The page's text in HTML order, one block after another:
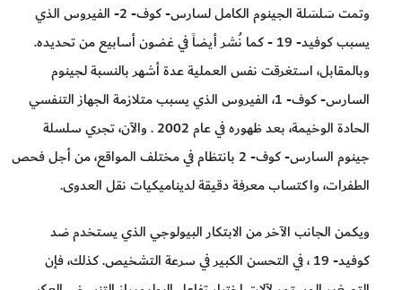
وتمت سَلسَلة الجينوم الكامل لسارس- كوف- 2- الفيروس الذي
يسبب كوفيد- 19 - كما نُشر أيضاً في غضون أسابيع من تحديده.
وبالمقابل، استغرقت نفس العملية عدة أشهر بالنسبة لجينوم
السارس- كوف- 1، الفيروس الذي يسبب متلازمة الجهاز التنفسي
الحادة الوخيمة، بعد ظهوره في عام 2002 . والآن، تجري سلسلة
جينوم السارس- كوف- 2 بانتظام في مختلف المواقع، من أجل فحص
الطفرات، واكتساب معرفة دقيقة لديناميكيات نقل العدوى.
ويكمن الجانب الآخر من الابتكار البيولوجي الذي يستخدم ضد
كوفيد- 19 ، في التحسن الكبير في سرعة التشخيص. كذلك، فإن